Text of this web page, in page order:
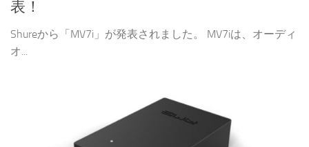
表！
Shureから「MV7i」が発表されました。 MV7iは、オーディ
オ...